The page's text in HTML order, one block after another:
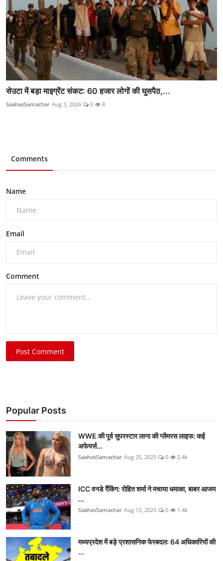
सेउटा में बड़ा माइग्रेंट संकट: 60 हजार लोगों की घुसपैठ,...
SaahasSamachar Aug 3, 2026 0 8
Comments
Name
Email
Comment
Post Comment
Popular Posts
WWE की पूर्व सुपरस्टार लाना की ग्लैमरस लाइफ: कई
अफेयर्स...
SaahasSamachar Aug 25, 2025 0 2.4k
ICC वनडे रैंकिंग: रोहित शर्मा ने मचाया धमाका, बाबर आजम
...
SaahasSamachar Aug 13, 2025 0 1.4k
मध्यप्रदेश में बड़े प्रशासनिक फेरबदल: 64 अधिकारियों की
...